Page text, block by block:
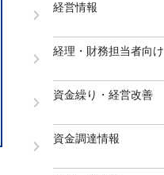
経営情報
経理・財務担当者向け
資金繰り・経営改善
資金調達情報